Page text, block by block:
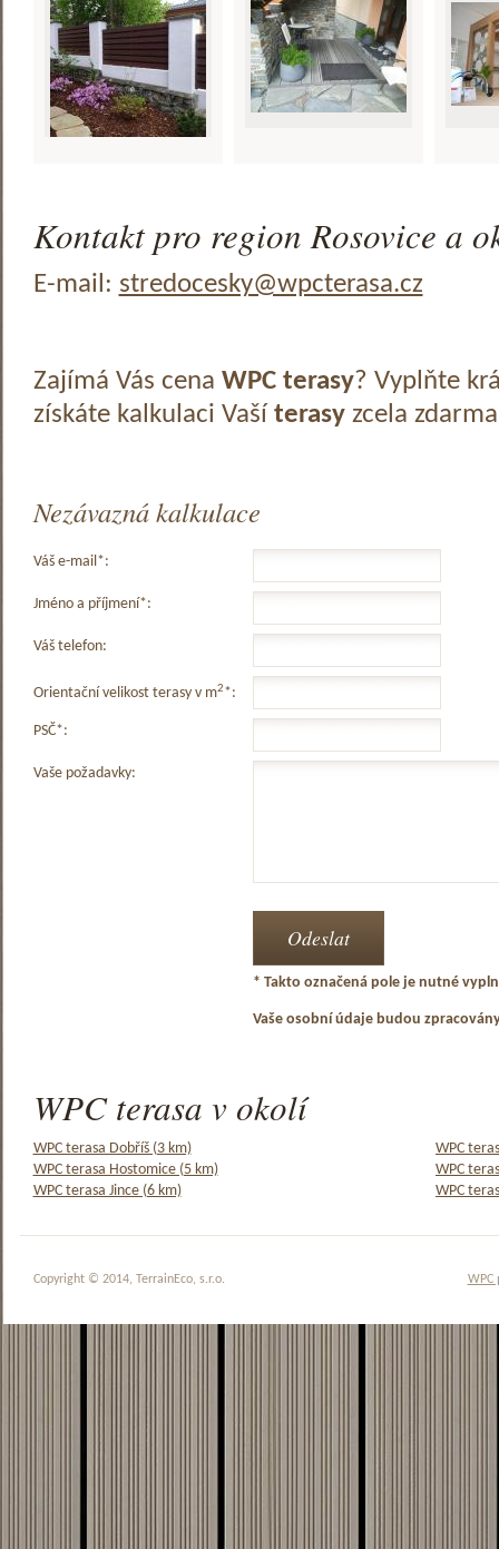
Kontakt pro region Rosovice a
E-mail: stredocesky@wpcterasa.cz
Zajímá Vás cena WPC terasy? Vyplňte
získáte kalkulaci Vaší terasyzcela
Nezávazná kalkulace
Váš e-mail*:
Jméno a příjmení*:
Váš telefon:
Orientační velikost terasy v m2*:
PSČ*:
Vaše požadavky:
* Takto označená pole je nutné
Vaše osobní údaje budou
WPC terasa v okolí
WPC terasa Dobříš (3 km)
WPC
WPC terasa Hostomice (5 km)
WPC
WPC terasa Jince (6 km)
WPC
WPC
Copyright © 2014, TerrainEco, s.r.o.